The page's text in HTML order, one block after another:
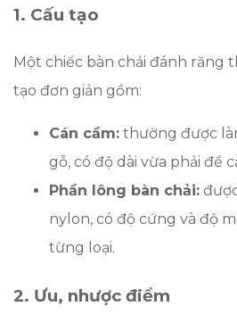
1. Cấu tạo
Một chiếc bàn chải đánh răng
tạo đơn giản gồm:
Cán cầm: thường được
gỗ, có độ dài vừa phải để
Phần lông bàn chải:
nylon, có độ cứng và độ
từng loại.
2. Ưu, nhược điểm